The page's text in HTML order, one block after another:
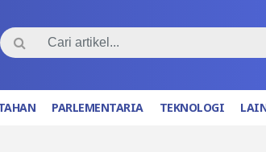
PARLEMENTARIA TEKNOLOGI